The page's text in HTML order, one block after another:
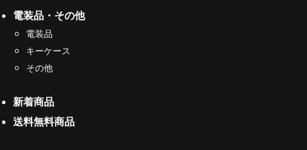
電装品・その他
電装品
キーケース
その他
新着商品
送料無料商品